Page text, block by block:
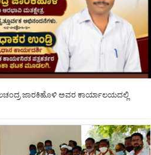
ಜಾರಕಿಹೊಳಿ ಅವರ ಕಾರ್ಯಾಲಯದಲ್ಲಿ